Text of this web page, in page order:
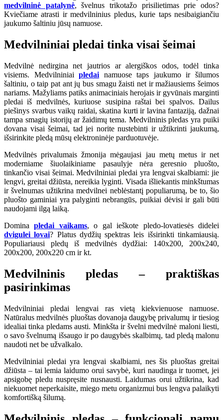
medvilninė patalynė, švelnus trikotažo prisilietimas prie odos?
Kviečiame atrasti ir medvilninius pledus, kurie taps nesibaigiančiu
jaukumo šaltiniu jūsų namuose.
Medvilniniai pledai tinka visai šeimai
Medvilnė nedirgina net jautrios ar alergiškos odos, todėl tinka
visiems. Medvilniniaipledai namuose taps jaukumo ir šilumos
šaltiniu, o taip pat ant jų bus smagu žaisti net ir mažiausiems šeimos
nariams. Mažyliams patiks animaciniais herojais ir gyvūnais marginti
pledai iš medvilnės, kuriuose susipina raštai bei spalvos. Dailus
piešinys svarbus vaikų raidai, skatina kurti ir lavina fantaziją, dažnai
tampa smagių istorijų ar žaidimų tema. Medvilninis pledas yra puiki
dovana visai šeimai, tad jei norite nustebinti ir užtikrinti jaukumą,
išsirinkite pledą mūsų elektroninėje parduotuvėje.
Medvilnės privalumais žmonija mėgaujasi jau metų metus ir net
moderniame šiuolaikiniame pasaulyje nėra geresnio pluošto,
tinkančio visai šeimai. Medvilniniai pledai yra lengvai skalbiami: jie
lengvi, greitai džiūsta, nereikia lyginti. Visada išliekantis minkštumas
ir švelnumas užtikrina medvilnei neblėstantį populiarumą, be to, šio
pluošto gaminiai yra palyginti nebrangūs, puikiai dėvisi ir gali būti
naudojami ilgą laiką.
Dominapledai vaikams, o gal ieškote pledo-lovatiesės didelei
dvigulei lovai? Platus dydžių spektras leis išsirinkti tinkamiausią.
Populiariausi pledų iš medvilnės dydžiai: 140x200, 200x240,
200x200, 200x220 cm ir kt.
Medvilninis pledas – praktiškas
pasirinkimas
Medvilniniai pledai lengvai ras vietą kiekvienuose namuose.
Natūralus medvilnės pluoštas dovanoja daugybę privalumų ir tiesiog
idealiai tinka pledams austi. Minkšta ir švelni medvilnė maloni liesti,
o savo švelnumą išsaugo ir po daugybės skalbimų, tad pledą malonu
naudoti net be užvalkalo.
Medvilniniai pledai yra lengvai skalbiami, nes šis pluoštas greitai
džiūsta – tai lemia laidumo orui savybė, kuri naudinga ir tuomet, jei
apsigobę pledu nuspręsite nusnausti. Laidumas orui užtikrina, kad
niekuomet neperkaisite, miego metu organizmui bus lengva palaikyti
komfortišką šilumą.